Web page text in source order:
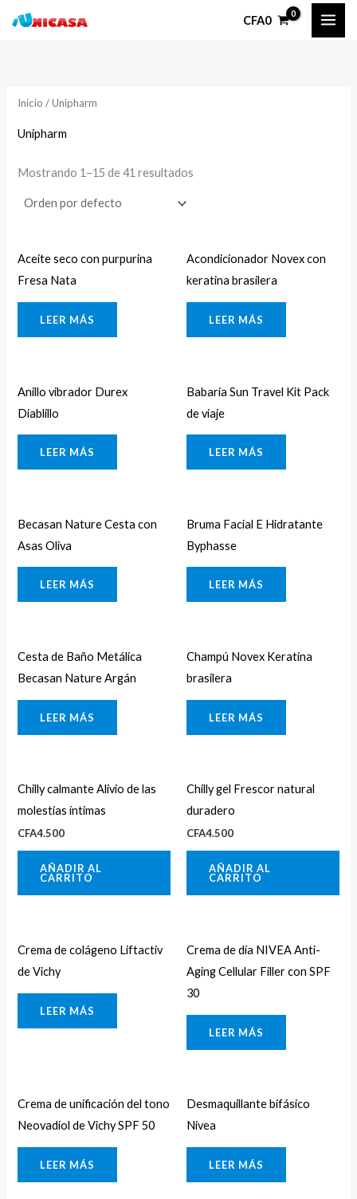
CFA0
Inicio / Unipharm
Unipharm
Mostrando 1–15 de 41 resultados
Aceite seco con purpurina
Fresa Nata
LEER MÁS
Acondicionador Novex con
keratina brasilera
LEER MÁS
Anillo vibrador Durex
Diablillo
LEER MÁS
Babaria Sun Travel Kit Pack
de viaje
LEER MÁS
Becasan Nature Cesta con
Asas Oliva
LEER MÁS
Bruma Facial E Hidratante
Byphasse
LEER MÁS
Cesta de Baño Metálica
Becasan Nature Argán
LEER MÁS
Champú Novex Keratina
brasilera
LEER MÁS
Chilly calmante Alivio de las
molestias íntimas
CFA4.500
AÑADIR AL
CARRITO
Chilly gel Frescor natural
duradero
CFA4.500
AÑADIR AL
CARRITO
Crema de colágeno Liftactiv
de Vichy
LEER MÁS
Crema de día NIVEA Anti-
Aging Cellular Filler con SPF
30
LEER MÁS
Crema de unificación del tono
Neovadiol de Vichy SPF 50
LEER MÁS
Desmaquillante bifásico
Nivea
LEER MÁS